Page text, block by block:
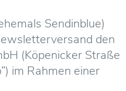
Sendinblue)
den
(Köpenicker Straße
im Rahmen einer